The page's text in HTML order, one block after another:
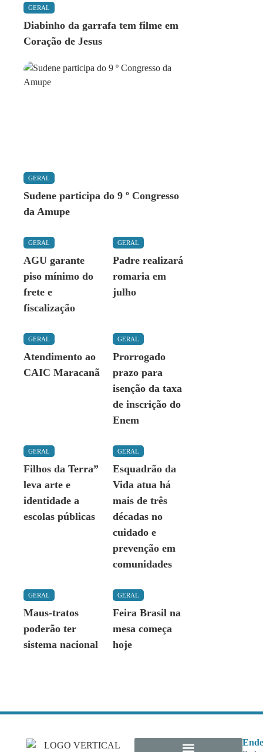
GERAL
Diabinho da garrafa tem filme em
Coração de Jesus
GERAL
Sudene participa do 9 º Congresso
da Amupe
GERAL
AGU garante
piso mínimo do
frete e
fiscalização
GERAL
Padre realizará
romaria em
julho
GERAL
Atendimento ao
CAIC Maracanã
GERAL
Prorrogado
prazo para
isenção da taxa
de inscrição do
Enem
GERAL
Filhos da Terra”
leva arte e
identidade a
escolas públicas
GERAL
Esquadrão da
Vida atua há
mais de três
décadas no
cuidado e
prevenção em
comunidades
GERAL
Maus-tratos
poderão ter
sistema nacional
GERAL
Feira Brasil na
mesa começa
hoje